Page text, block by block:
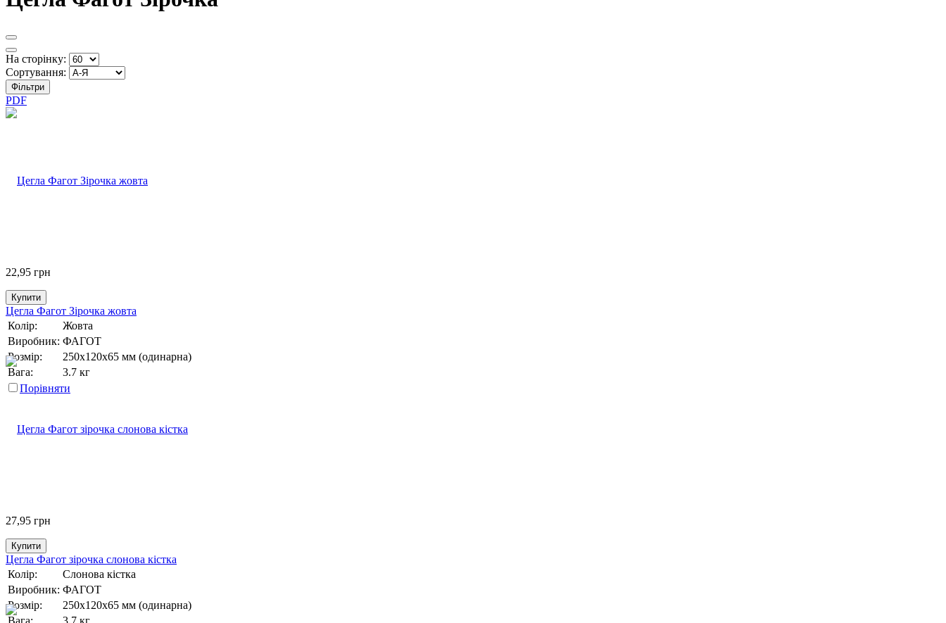
На сторінку:
Сортування:
Фільтри
PDF
22,95 грн
Купити
Цегла Фагот Зірочка жовта
Колір:
Жовта
Виробник: ФАГОТ
Розмір:
250х120х65 мм (одинарна)
Вага:
3.7 кг
Порівняти
27,95 грн
Купити
Цегла Фагот зірочка слонова кістка
Колір:
Слонова кістка
Виробник: ФАГОТ
Розмір:
250х120х65 мм (одинарна)
Вага:
3.7 кг